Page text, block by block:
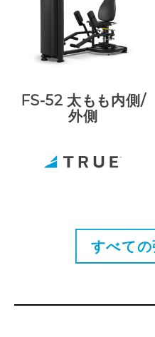
FS-52 太もも内側/
外側
すべて